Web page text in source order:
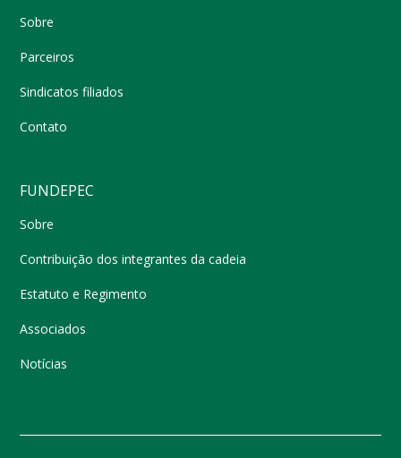
Sobre
Parceiros
Sindicatos filiados
Contato
FUNDEPEC
Sobre
Contribuição dos integrantes da cadeia
Estatuto e Regimento
Associados
Notícias